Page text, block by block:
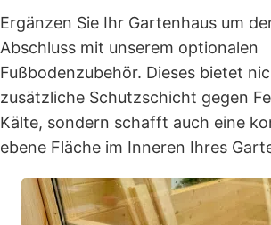
Ergänzen Sie Ihr Gartenhaus um
Abschluss mit unserem optionalen
Fußbodenzubehör. Dieses bietet
zusätzliche Schutzschicht gegen
Kälte, sondern schafft auch eine
ebene Fläche im Inneren Ihres